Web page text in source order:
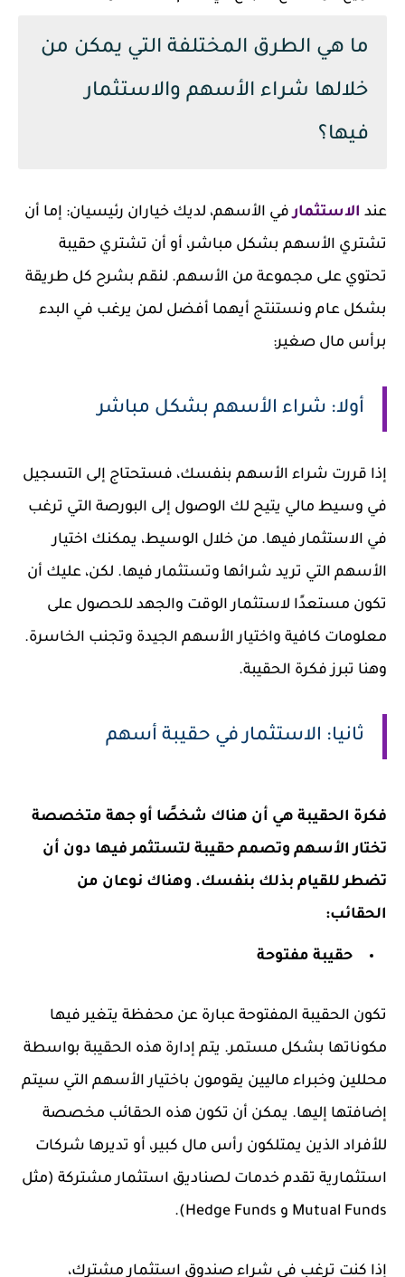
ما هي الطرق المختلفة التي يمكن من
خلالها شراء الأسهم والاستثمار
فيها؟
عند الاستثمارفي الأسهم، لديك خياران رئيسيان: إما أن
تشتري الأسهم بشكل مباشر، أو أن تشتري حقيبة
تحتوي على مجموعة من الأسهم. لنقم بشرح كل طريقة
بشكل عام ونستنتج أيهما أفضل لمن يرغب في البدء
برأس مال صغير:
أولا: شراء الأسهم بشكل مباشر
إذا قررت شراء الأسهم بنفسك، فستحتاج إلى التسجيل
في وسيط مالي يتيح لك الوصول إلى البورصة التي ترغب
في الاستثمار فيها. من خلال الوسيط، يمكنك اختيار
الأسهم التي تريد شرائها وتستثمار فيها. لكن، عليك أن
تكون مستعدًا لاستثمار الوقت والجهد للحصول على
معلومات كافية واختيار الأسهم الجيدة وتجنب الخاسرة.
وهنا تبرز فكرة الحقيبة.
ثانيا: الاستثمار في حقيبة أسهم
فكرة الحقيبة هي أن هناك شخصًا أو جهة متخصصة
تختار الأسهم وتصمم حقيبة لتستثمر فيها دون أن
تضطر للقيام بذلك بنفسك. وهناك نوعان من
الحقائب:
حقيبة مفتوحة
تكون الحقيبة المفتوحة عبارة عن محفظة يتغير فيها
مكوناتها بشكل مستمر. يتم إدارة هذه الحقيبة بواسطة
محللين وخبراء ماليين يقومون باختيار الأسهم التي سيتم
إضافتها إليها. يمكن أن تكون هذه الحقائب مخصصة
للأفراد الذين يمتلكون رأس مال كبير، أو تديرها شركات
استثمارية تقدم خدمات لصناديق استثمار مشتركة (مثل
Mutual Funds و Hedge Funds).
إذا كنت ترغب في شراء صندوق استثمار مشترك،